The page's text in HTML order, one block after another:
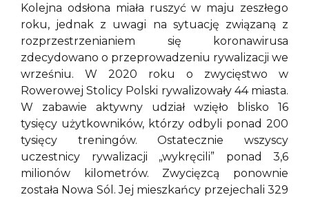
Kolejna odsłona miała ruszyć w maju zeszłego
roku, jednak z uwagi na sytuację związaną z
rozprzestrzenianiem się koronawirusa
zdecydowano o przeprowadzeniu rywalizacji we
wrześniu. W 2020 roku o zwycięstwo w
Rowerowej Stolicy Polski rywalizowały 44 miasta.
W zabawie aktywny udział wzięło blisko 16
tysięcy użytkowników, którzy odbyli ponad 200
tysięcy treningów. Ostatecznie wszyscy
uczestnicy rywalizacji „wykręcili” ponad 3,6
milionów kilometrów. Zwycięzcą ponownie
została Nowa Sól. Jej mieszkańcy przejechali 329